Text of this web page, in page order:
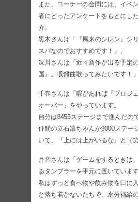
また、コーナーの合間には、イベ
者にとったアンケートをもとにし
介。
黒木さんは「『風来のシレン』シ
スパなのでおすすめです！」、
深川さんは「近々新作が出る予定
国』。収録曲歌ってみたいです！」
千春さんは「暇があれば『プロジ
オーバー』をやっています。
自分は8455ステージまで進んだの
仲間の立石凛ちゃんが9000ステー
いて、『上には上がいるな』と（笑
月音さんは「ゲームをするときは
るタンブラーを手元に置いています
私はずっと食べ物や飲み物を口に
と落ち着かないたちで、水分補給